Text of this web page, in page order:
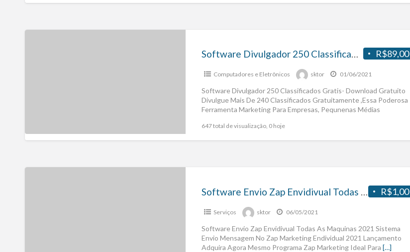
R$89,00
Software Divulgador 250 Classificados Gratis- Download Gratuito
Computadores e Eletrônicos sktor 01/06/2021
Software Divulgador 250 Classificados Gratis- Download Gratuito
Divulgue Mais De 240 Classificados Gratuitamente ,Essa Poderosa
Ferramenta Marketing Para Empresas, Pequnenas Médias
647 total de visualização, 0 hoje
R$1,00
Serviços sktor 06/05/2021
Software Envio Zap Envidivual Todas As Maquinas 2021 Sistema
Envio Mensagem No Zap Marketing Endividual 2021 Lançamento
Adquira Agora Mesmo Programa Zap Marketing Ideal Para […]